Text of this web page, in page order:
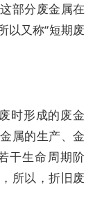
部分废金属在
以又称“短期废
时形成的废金
属的生产、金
干生命周期阶
所以，折旧废